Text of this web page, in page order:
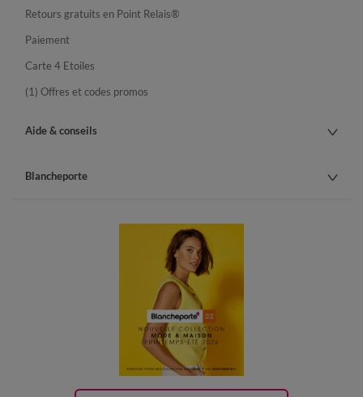
Retours gratuits en Point Relais®
Paiement
Carte 4 Etoiles
(1) Offres et codes promos
Aide & conseils
Blancheporte